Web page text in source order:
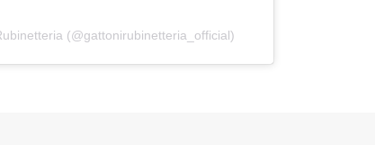
(@gattonirubinetteria_official)